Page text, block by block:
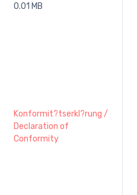
0.01 MB
Konformit?tserkl?rung /
Declaration of
Conformity